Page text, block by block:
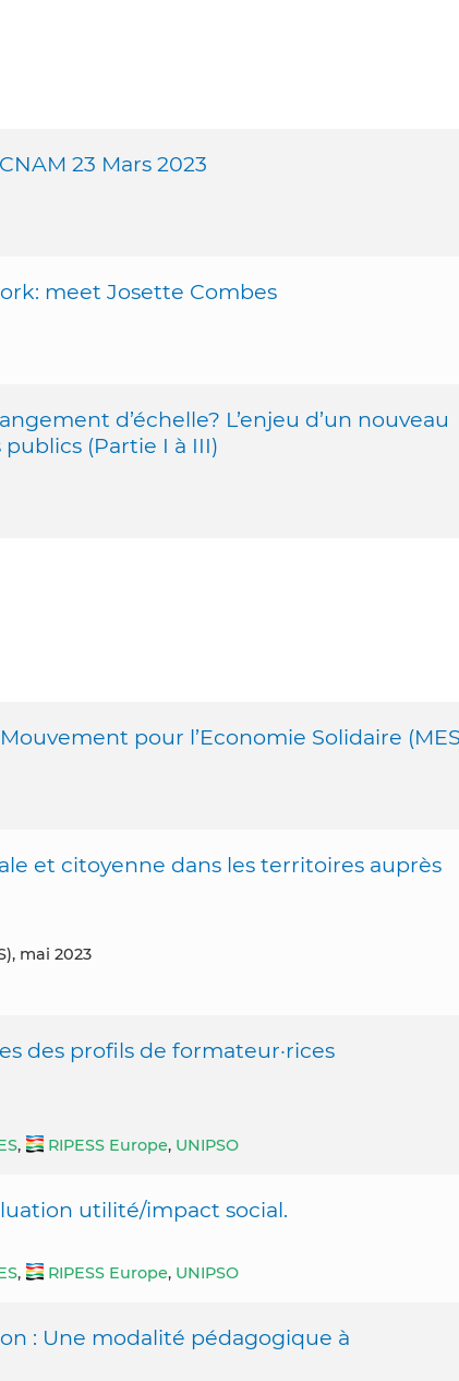
23 Mars 2023
meet Josette Combes
d’échelle? L’enjeu d’un nouveau
(Partie I à III)
pour l’Economie Solidaire
et citoyenne dans les territoires auprès
mai 2023
des profils de formateur·rices
, RIPESS Europe, UNIPSO
utilité/impact social.
, RIPESS Europe, UNIPSO
: Une modalité pédagogique à